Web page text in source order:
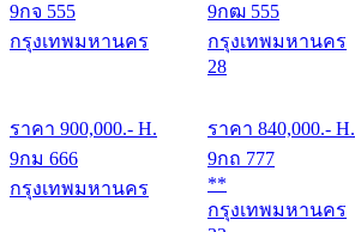
9กจ 555
กรุงเทพมหานคร
ราคา 900,000.- H.
9กฒ 555
กรุงเทพมหานคร
28
ราคา 840,000.- H.
9กม 666
กรุงเทพมหานคร
9กถ 777
**
กรุงเทพมหานคร